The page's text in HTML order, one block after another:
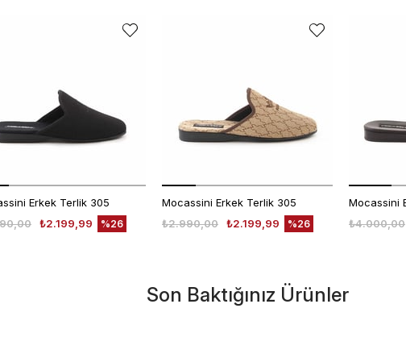
Erkek Terlik 305
₺2.199,99
%26
Mocassini Erkek Terlik 305
₺2.199,99
₺2.990,00 %26 ₺4.000,00
Son Baktığınız Ürünler